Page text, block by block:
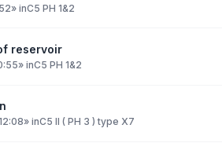
» inC5 PH 1&2
reservoir
» inC5 PH 1&2
» inC5 II ( PH 3 ) type X7